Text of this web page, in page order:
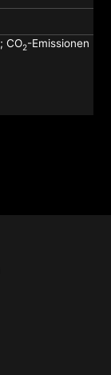
; CO2-Emissionen